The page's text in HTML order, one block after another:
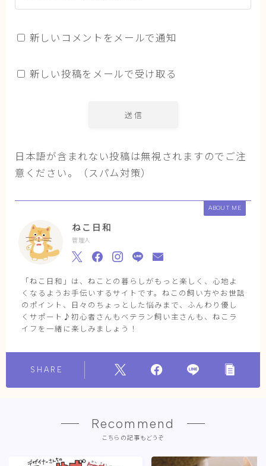
新しいコメントをメールで通知
新しい投稿をメールで受け取る
日本語が含まれない投稿は無視されますのでご注
意ください。（スパム対策）
ABOUT ME
ねこ日和
管理人
「ねこ日和」は、ねことの暮らしがもっと楽しく、心地よ
くなるようお手伝いするサイトです。ねこの飼い方やお世話
のポイント、日々のちょっとした悩みまで、ふんわり優し
くサポート♪初心者さんもベテラン飼い主さんも、ねこラ
イフを一緒に楽しみましょう！
SHARE
Recommend
こちらの記事もどうぞ